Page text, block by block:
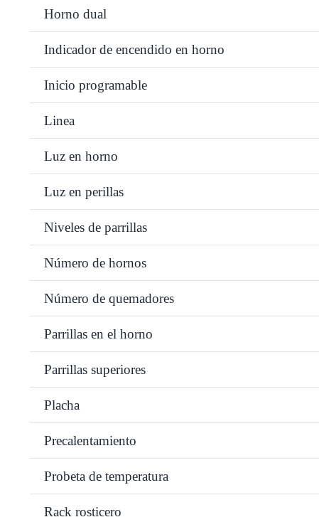
Horno dual
Indicador de encendido en horno
Inicio programable
Linea
Luz en horno
Luz en perillas
Niveles de parrillas
Número de hornos
Número de quemadores
Parrillas en el horno
Parrillas superiores
Placha
Precalentamiento
Probeta de temperatura
Rack rosticero